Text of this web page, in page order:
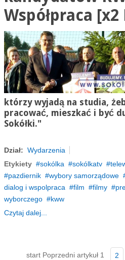
Współpraca [x2
którzy wyjadą na studia,
pracować, mieszkać i być
Sokółki."
Dział: Wydarzenia
Etykiety
sokólka sokólkatv
pazdiernik
wybory samorządowe
dialog i wspolpraca
film filmy
wyborczego
kww
Czytaj dalej...
start Poprzedni artykuł 1 2